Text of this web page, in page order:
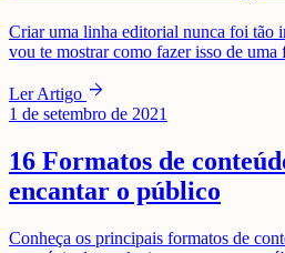
Criar uma linha editorial nunca foi tão
vou te mostrar como fazer isso de
Ler Artigo arrow_forward
1 de setembro de 2021
16 Formatos de
encantar o público
Conheça os principais formatos de